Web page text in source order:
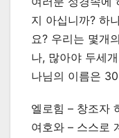
지 아십니까? 하
요? 우리는 몇개
나, 많아야 두세
나님의 이름은
엘로힘 – 창조자
여호와 – 스스로